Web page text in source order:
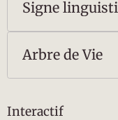
Signe
Arbre de Vie
Interactif